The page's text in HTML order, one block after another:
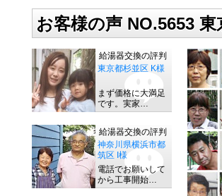
お客様の声 NO.5653
給湯器交換の評判
東京都杉並区 K様
まず価格に大満足
です。実家…
給湯器交換の評判
神奈川県横浜市都
筑区 I様
電話でお願いして
から工事開始…